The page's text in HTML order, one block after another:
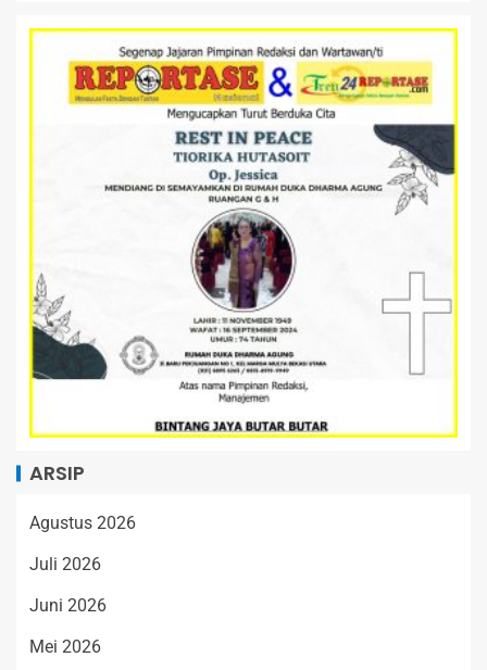
ARSIP
Agustus 2026
Juli 2026
Juni 2026
Mei 2026